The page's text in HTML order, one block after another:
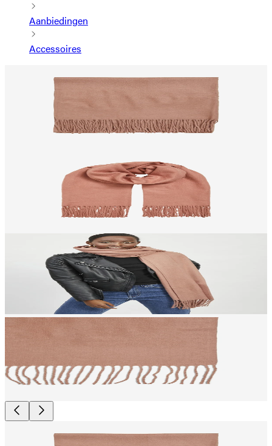
Aanbiedingen
Accessoires